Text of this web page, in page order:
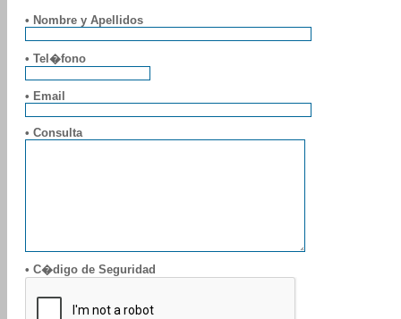
• Nombre y Apellidos
• Tel�fono
• Email
• Consulta
• C�digo de Seguridad